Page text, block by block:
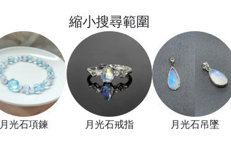
縮小搜尋範圍
月光石項鍊 月光石戒指 月光石吊墜